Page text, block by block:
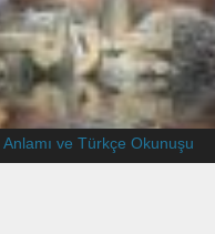
Anlamı ve Türkçe Okunuşu